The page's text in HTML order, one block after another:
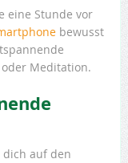
eine Stunde vor
bewusst
Meditation.
dich auf den